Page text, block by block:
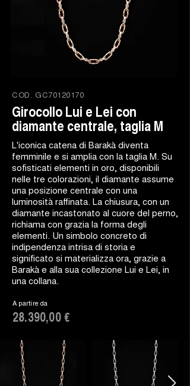
COD. GC70120170
Girocollo Lui e Lei con
diamante centrale, taglia M
L'iconica catena di Barakà diventa
femminile e si amplia con la taglia M. Su
sofisticati elementi in oro, disponibili
nelle tre colorazioni, il diamante assume
una posizione centrale con una
luminosità raffinata. La chiusura, con un
diamante incastonato al cuore del perno,
richiama con grazia la forma degli
elementi. Un simbolo concreto di
indipendenza intrisa di storia e
significato si materializza ora, grazie a
Barakà e alla sua collezione Lui e Lei, in
una collana.
A partire da
28.390,00 €